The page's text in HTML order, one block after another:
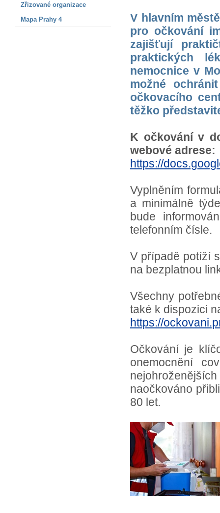
Zřizované organizace
Mapa Prahy 4
V hlavním
pro očkování
zajišťují
praktických
nemocnice v
možné
očkovacího
těžko
K očkování v
webové adrese:
https://
Vyplněním
a minimálně
bude
telefonním čísle.
V případě potíží
na bezplatnou
Všechny
také k dispozici
https://
Očkování je
onemocnění
naočkováno
80 let.